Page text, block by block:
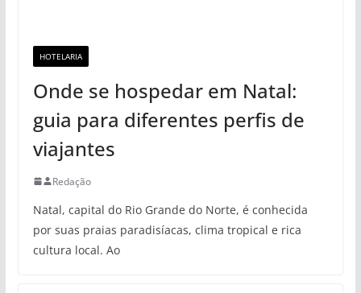
HOTELARIA
Onde se hospedar em Natal:
guia para diferentes perfis de
viajantes
Redação
Natal, capital do Rio Grande do Norte, é conhecida
por suas praias paradisíacas, clima tropical e rica
cultura local. Ao